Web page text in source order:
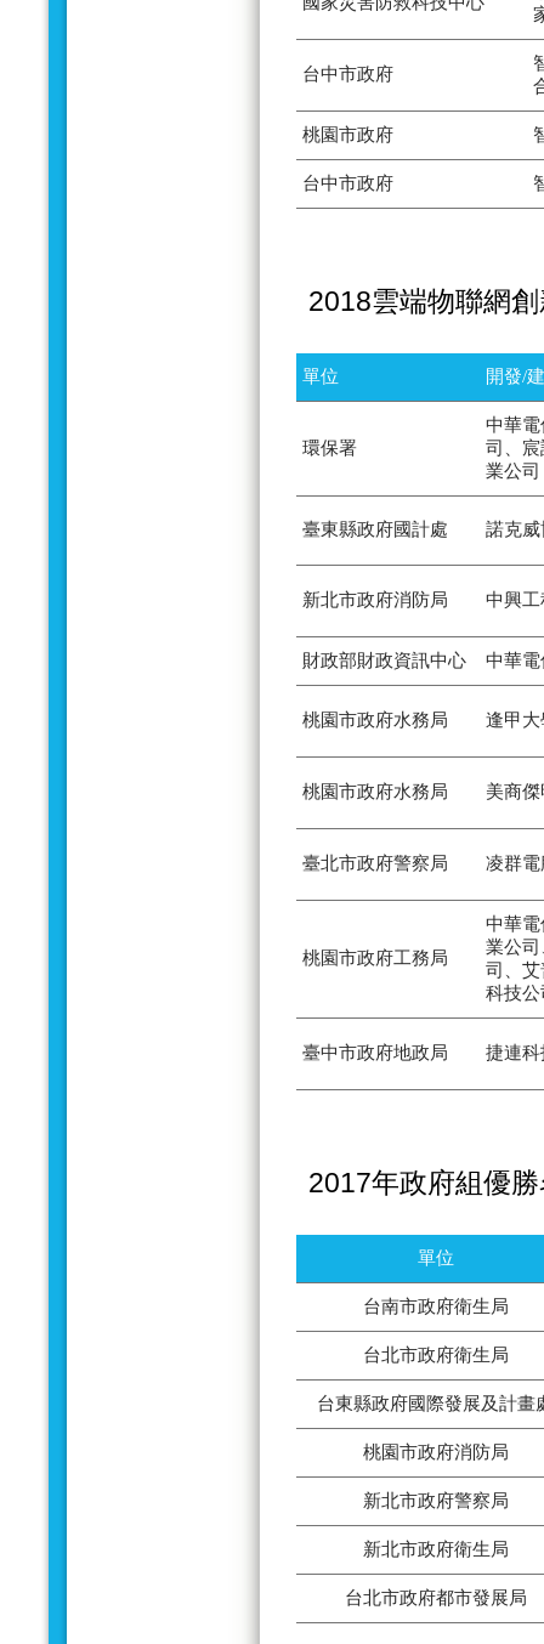
台中市政府
桃園市政府
台中市政府
2018雲端物聯網
單位 開發/
環保署
中華
司、
業公司
臺東縣政府國計處 諾克
新北市政府消防局 中興
財政部財政資訊中心 中華
桃園市政府水務局 逢甲大
桃園市政府水務局 美商
臺北市政府警察局 凌群
桃園市政府工務局
中華
業公
司、艾
科技
臺中市政府地政局 捷連
2017年政府組優
單位
台南市政府衛生局
台北市政府衛生局
台東縣政府國際發展及計畫
桃園市政府消防局
新北市政府警察局
新北市政府衛生局
台北市政府都市發展局